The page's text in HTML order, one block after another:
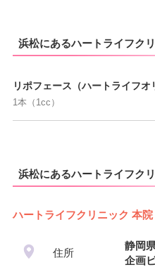
浜松にあるハートライフク
リポフェース（ハートライフオ
1本（1cc）
浜松にあるハートライフク
ハートライフクリニック 本院
住所
静岡
企画